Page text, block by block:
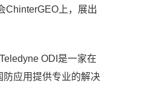
ChinterGEO上，展出
ODI是一家在
应用提供专业的解决